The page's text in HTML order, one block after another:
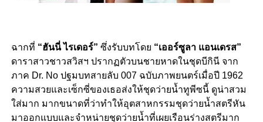
ฉากที่ “ฮันนี่ ไรเดอร์” ซึ่งรับบทโดย “เออร์ซูลา แอนเดรส”
ดาราสาวชาวสวิสฯ ปรากฏตัวบนชายหาดในชุดบีกินี จาก
ภาค Dr. No ปฐมบทสายลับ 007 ฉบับภาพยนตร์เมื่อปี 1962
ความสวยและเซ็กซี่ของเธอส่งให้ชุดว่ายน้ำทูพีซนี้ ดูน่าสวม
ใส่มาก มากขนาดที่ว่าทำให้อุตสาหกรรมชุดว่ายน้ำสตรีหัน
มาออกแบบและจำหน่ายชุดว่ายน้ำที่เผยเรือนร่างสตรีมาก